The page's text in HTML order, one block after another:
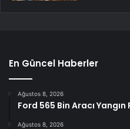
En Güncel Haberler
Ağustos 8, 2026
Ford 565 Bin Aracı
Ağustos 8, 2026